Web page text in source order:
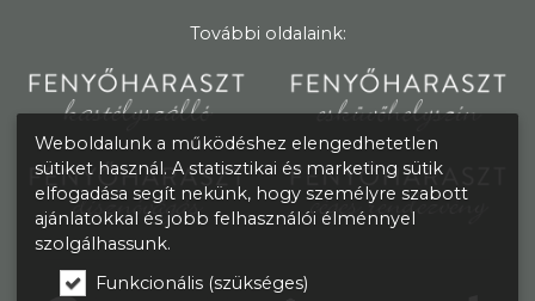
További oldalaink:
Weboldalunk a működéshez elengedhetetlen
sütiket használ. A statisztikai és marketing sütik
elfogadása segít nekünk, hogy személyre szabott
ajánlatokkal és jobb felhasználói élménnyel
szolgálhassunk.
Funkcionális (szükséges)